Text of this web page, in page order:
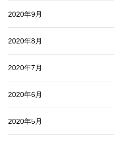
2020年9月
2020年8月
2020年7月
2020年6月
2020年5月